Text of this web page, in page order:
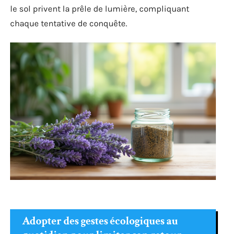
le sol privent la prêle de lumière, compliquant
chaque tentative de conquête.
Adopter des gestes écologiques au